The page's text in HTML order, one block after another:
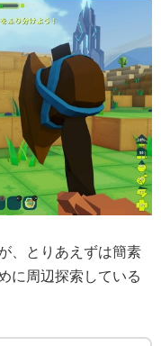
、とりあえずは簡素
に周辺探索している